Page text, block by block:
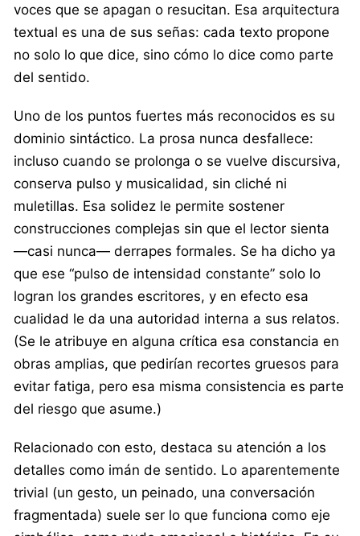
voces que se apagan o resucitan. Esa arquitectura
textual es una de sus señas: cada texto propone
no solo lo que dice, sino cómo lo dice como parte
del sentido.
Uno de los puntos fuertes más reconocidos es su
dominio sintáctico. La prosa nunca desfallece:
incluso cuando se prolonga o se vuelve discursiva,
conserva pulso y musicalidad, sin cliché ni
muletillas. Esa solidez le permite sostener
construcciones complejas sin que el lector sienta
—casi nunca— derrapes formales. Se ha dicho ya
que ese “pulso de intensidad constante” solo lo
logran los grandes escritores, y en efecto esa
cualidad le da una autoridad interna a sus relatos.
(Se le atribuye en alguna crítica esa constancia en
obras amplias, que pedirían recortes gruesos para
evitar fatiga, pero esa misma consistencia es parte
del riesgo que asume.)
Relacionado con esto, destaca su atención a los
detalles como imán de sentido. Lo aparentemente
trivial (un gesto, un peinado, una conversación
fragmentada) suele ser lo que funciona como eje